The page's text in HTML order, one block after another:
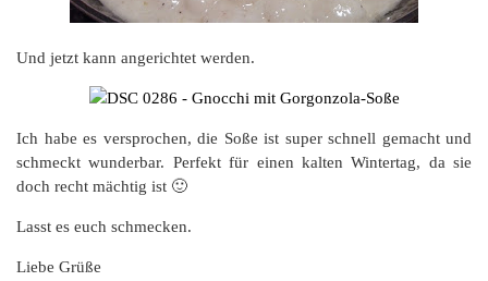
Und jetzt kann angerichtet werden.
Ich habe es versprochen, die Soße ist super schnell gemacht und
schmeckt wunderbar. Perfekt für einen kalten Wintertag, da sie
doch recht mächtig ist 🙂
Lasst es euch schmecken.
Liebe Grüße